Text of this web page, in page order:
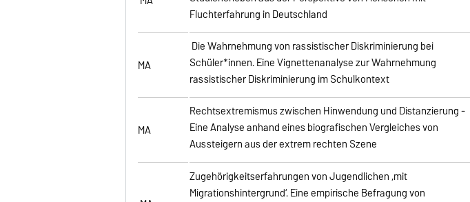
Fluchterfahrung in Deutschland
MA
Die Wahrnehmung von rassistischer Diskriminierung bei
Schüler*innen. Eine Vignettenanalyse zur Wahrnehmung
rassistischer Diskriminierung im Schulkontext
MA
Rechtsextremismus zwischen Hinwendung und Distanzierung -
Eine Analyse anhand eines biografischen Vergleiches von
Aussteigern aus der extrem rechten Szene
Zugehörigkeitserfahrungen von Jugendlichen ‚mit
Migrationshintergrund‘. Eine empirische Befragung von